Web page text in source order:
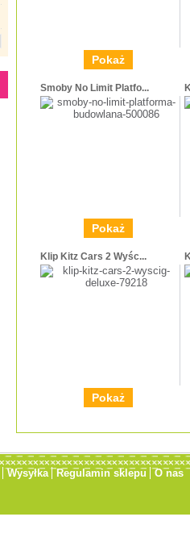
Pokaż
Smoby No Limit Platfo...
Pokaż
Klip Kitz Cars 2 Wyśc...
Pokaż
Wysyłka Regulamin sklepu O nas